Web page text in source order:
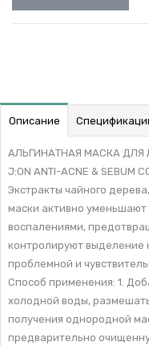
Описание
АЛЬГИНАТНАЯ МАСКА ДЛЯ
J:ON ANTI-ACNE & SEBUM
Экстракты чайного
маски активно уменьшают
воспалениями,
контролируют выделение
проблемной и
Способ применения: 1.
холодной воды,
получения однородной
предварительно